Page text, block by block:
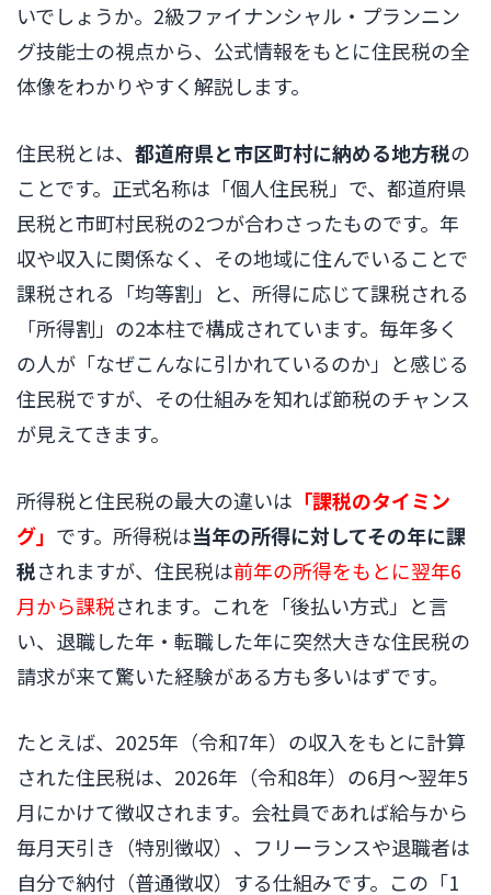
いでしょうか。2級ファイナンシャル・プランニン
グ技能士の視点から、公式情報をもとに住民税の全
体像をわかりやすく解説します。
住民税とは、 都道府県と市区町村に納める地方税の
ことです。正式名称は「個人住民税」で、都道府県
民税と市町村民税の2つが合わさったものです。年
収や収入に関係なく、その地域に住んでいることで
課税される「均等割」と、所得に応じて課税される
「所得割」の2本柱で構成されています。毎年多く
の人が「なぜこんなに引かれているのか」と感じる
住民税ですが、その仕組みを知れば節税のチャンス
が見えてきます。
所得税と住民税の最大の違いは 「課税のタイミン
グ」 です。所得税は当年の所得に対してその年に課
税されますが、住民税は前年の所得をもとに翌年6
月から課税されます。これを「後払い方式」と言
い、退職した年・転職した年に突然大きな住民税の
請求が来て驚いた経験がある方も多いはずです。
たとえば、2025年（令和7年）の収入をもとに計算
された住民税は、2026年（令和8年）の6月〜翌年5
月にかけて徴収されます。会社員であれば給与から
毎月天引き（特別徴収）、フリーランスや退職者は
自分で納付（普通徴収）する仕組みです。この「1